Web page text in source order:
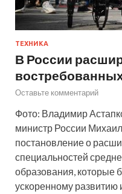
ТЕХНИКА
В России
Оставьте комментарий
Фото: Владимир
министр России
постановление о
специальностей
образования, которые
ускоренному развитию